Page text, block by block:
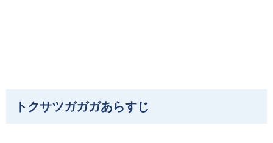
トクサツガガガあらすじ